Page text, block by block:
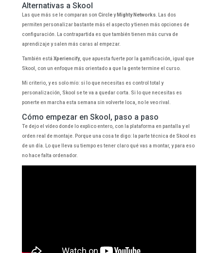
Alternativas a Skool
Las que más se le comparan son Circley Mighty Networks. Las dos
permiten personalizar bastante más el aspecto y tienen más opciones de
configuración. La contrapartida es que también tienen más curva de
aprendizaje y salen más caras al empezar.
También está Xperiencify, que apuesta fuerte por la gamificación, igual que
Skool, con un enfoque más orientado a que la gente termine el curso.
Mi criterio, y es solo mío: si lo que necesitas es control total y
personalización, Skool se te va a quedar corta. Si lo que necesitas es
ponerte en marcha esta semana sin volverte loca, no le veo rival.
Cómo empezar en Skool, paso a paso
Te dejo el vídeo donde lo explico entero, con la plataforma en pantalla y el
orden real de montaje. Porque una cosa te digo: la parte técnica de Skool es
de un día. Lo que lleva su tiempo es tener claro qué vas a montar, y para eso
no hace falta ordenador.